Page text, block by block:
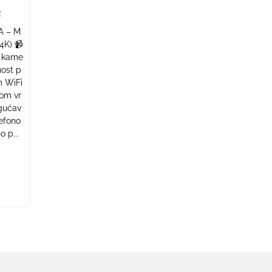
– M
📹
p
WiFi
vr
p...